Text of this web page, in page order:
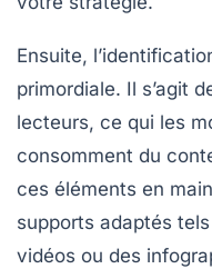
Ensuite,
primordiale. Il s’agit
lecteurs, ce qui les
consomment du
ces éléments en
supports adaptés
vidéos ou des